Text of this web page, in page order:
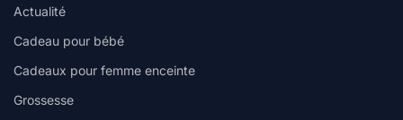
Actualité
Cadeau pour bébé
Cadeaux pour femme enceinte
Grossesse